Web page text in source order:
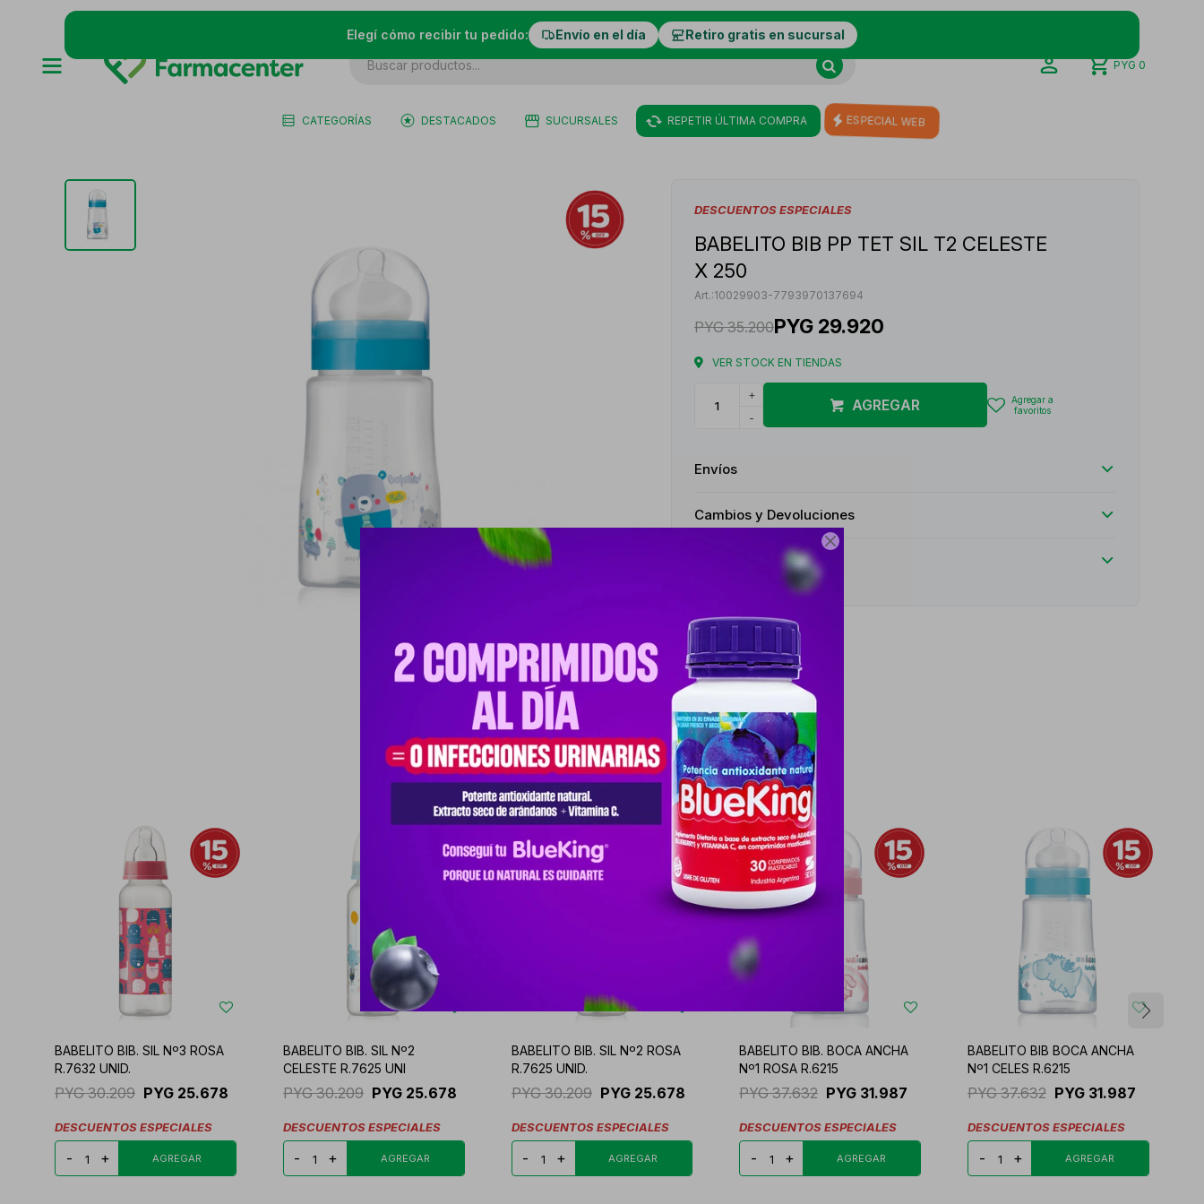

Elegí cómo recibir tu pedido: Envío en el día Retiro gratis en sucursal
CATEGORÍAS DESTACADOS SUCURSALES REPETIR ÚLTIMA COMPRA ESPECIAL WEB
PYG 0
DESCUENTOS ESPECIALES
BABELITO BIB PP TET SIL T2 CELESTE
X 250
10029903-7793970137694
PYG 35.200PYG 29.920
VER STOCK EN TIENDAS
+
-
AGREGAR
Envíos
Cambios y Devoluciones
Medios de pago
Productos que te pueden interesar
BABELITO BIB. SIL Nº3 ROSA
R.7632 UNID.
PYG 30.209 PYG 25.678
DESCUENTOS ESPECIALES
- +
BABELITO BIB. SIL Nº2
CELESTE R.7625 UNI
PYG 30.209 PYG 25.678
DESCUENTOS ESPECIALES
- +
BABELITO BIB. SIL Nº2 ROSA
R.7625 UNID.
PYG 30.209 PYG 25.678
DESCUENTOS ESPECIALES
- +
BABELITO BIB. BOCA ANCHA
Nº1 ROSA R.6215
PYG 37.632 PYG 31.987
DESCUENTOS ESPECIALES
- +
BABELITO BIB BOCA ANCHA
Nº1 CELES R.6215
PYG 37.632 PYG 31.987
DESCUENTOS ESPECIALES
- +